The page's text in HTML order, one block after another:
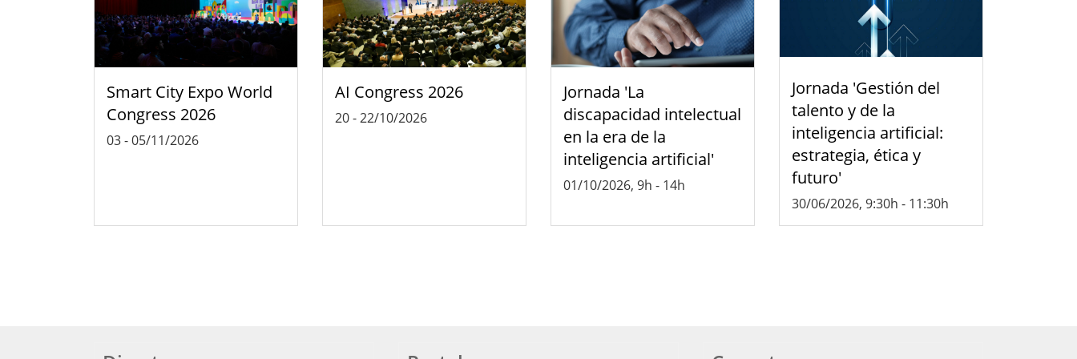
Smart City Expo World
Congress 2026
03-05/11/2026
AI Congress 2026
20-22/10/2026
Jornada 'La
discapacidad intelectual
en la era de la
inteligencia artificial'
01/10/2026, 9h - 14h
Jornada 'Gestión del
talento y de la
inteligencia artificial:
estrategia, ética y
futuro'
30/06/2026, 9:30h - 11:30h